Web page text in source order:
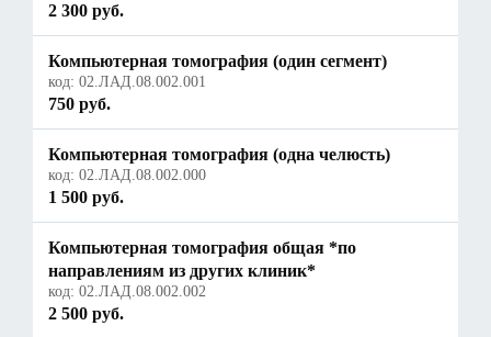
2 300 руб.
Компьютерная томография (один сегмент)
код: 02.ЛАД.08.002.001
750 руб.
Компьютерная томография (одна челюсть)
код: 02.ЛАД.08.002.000
1 500 руб.
Компьютерная томография общая *по
направлениям из других клиник*
код: 02.ЛАД.08.002.002
2 500 руб.